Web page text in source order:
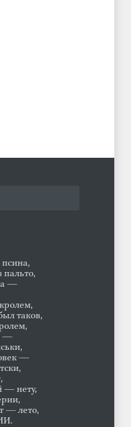
—
таков,
—
—
— нету,
— лето,